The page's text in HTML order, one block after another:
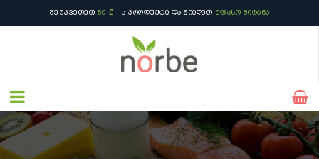
ᲨᲔᲣᲙᲕᲔᲗᲔᲗ 50 ₾ - Ს ᲞᲠᲝᲓᲣᲥᲢᲘ ᲓᲐ ᲛᲘᲘᲦᲔᲗ ᲣᲤᲐᲡᲝ ᲛᲘᲢᲐᲜᲐ